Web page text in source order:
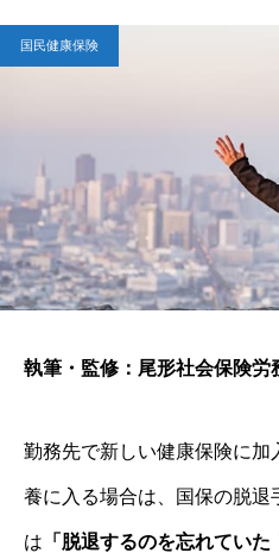
国民健康保険
執筆・監修：尾形社会保険労
勤務先で新しい健康保険に加
養に入る場合は、国保の脱退
は 「脱退するのを忘れていた